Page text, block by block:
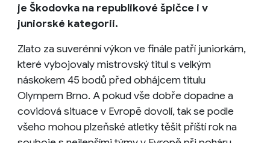
je Škodovka na republikové špičce i v
juniorské kategorii.
Zlato za suverénní výkon ve finále patří juniorkám,
které vybojovaly mistrovský titul s velkým
náskokem 45 bodů před obhájcem titulu
Olympem Brno. A pokud vše dobře dopadne a
covidová situace v Evropě dovolí, tak se podle
všeho mohou plzeňské atletky těšit příští rok na